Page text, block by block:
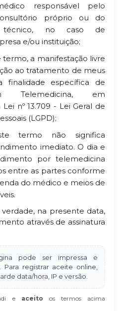
responsável pelo
próprio ou do
técnico, no caso de
e/ou instituição;
a manifestação livre
ao tratamento de meus
finalidade específica de
Telemedicina, em
nº 13.709 - Lei Geral de
(LGPD);
termo não significa
imediato. O dia e
por telemedicina
entre as partes conforme
do médico e meios de
na presente data,
através de assinatura
pode ser impressa e
registrar aceite online,
data/hora, IP e versão.
e aceito os termos acima